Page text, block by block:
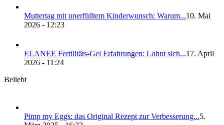
Mut­ter­tag mit uner­füll­tem Kin­der­wunsch: War­um...10. Mai
2026 - 12:23
ELANEE Fer­ti­li­täts-Gel Erfah­run­gen: Lohnt sich...17. April
2026 - 11:24
Beliebt
Pimp my Eggs: das Ori­gi­nal Rezept zur Ver­bes­se­rung...5.